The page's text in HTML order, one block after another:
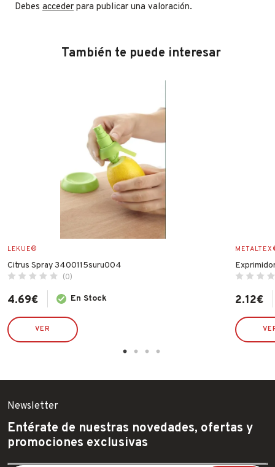
Debes acceder para publicar una valoración.
También te puede interesar
LEKUE®
Citrus Spray 3400115suru004
(0)
4.69€ En Stock
VER
2.12€
Newsletter
Entérate de nuestras novedades, ofertas y
promociones exclusivas